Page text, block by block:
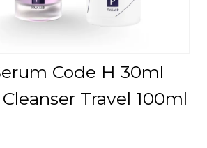
Code H 30ml
Travel 100ml